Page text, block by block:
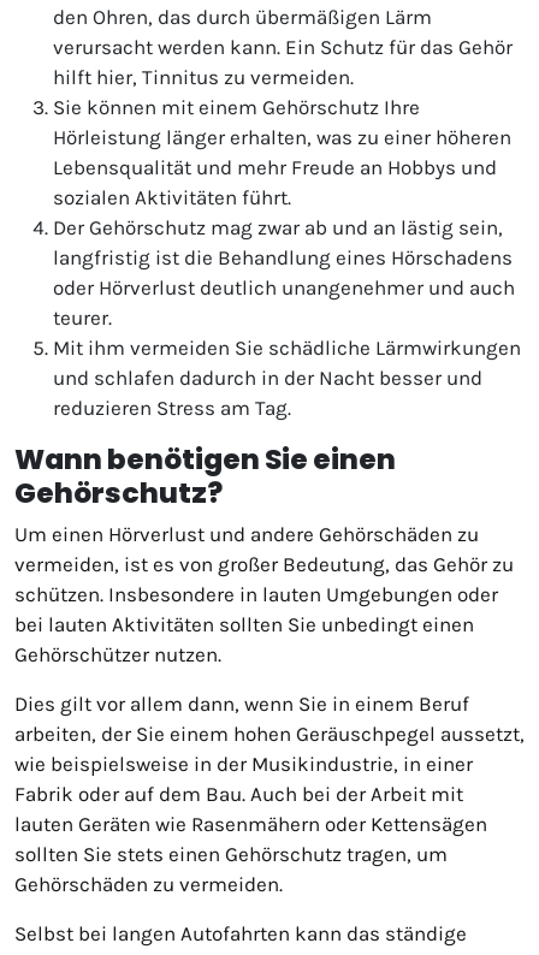
den Ohren, das durch übermäßigen Lärm
verursacht werden kann. Ein Schutz für das Gehör
hilft hier, Tinnitus zu vermeiden.
Sie können mit einem Gehörschutz Ihre
Hörleistung länger erhalten, was zu einer höheren
Lebensqualität und mehr Freude an Hobbys und
sozialen Aktivitäten führt.
Der Gehörschutz mag zwar ab und an lästig sein,
langfristig ist die Behandlung eines Hörschadens
oder Hörverlust deutlich unangenehmer und auch
teurer.
Mit ihm vermeiden Sie schädliche Lärmwirkungen
und schlafen dadurch in der Nacht besser und
reduzieren Stress am Tag.
Wann benötigen Sie einen
Gehörschutz?
Um einen Hörverlust und andere Gehörschäden zu
vermeiden, ist es von großer Bedeutung, das Gehör zu
schützen. Insbesondere in lauten Umgebungen oder
bei lauten Aktivitäten sollten Sie unbedingt einen
Gehörschützer nutzen.
Dies gilt vor allem dann, wenn Sie in einem Beruf
arbeiten, der Sie einem hohen Geräuschpegel aussetzt,
wie beispielsweise in der Musikindustrie, in einer
Fabrik oder auf dem Bau. Auch bei der Arbeit mit
lauten Geräten wie Rasenmähern oder Kettensägen
sollten Sie stets einen Gehörschutz tragen, um
Gehörschäden zu vermeiden.
Selbst bei langen Autofahrten kann das ständige